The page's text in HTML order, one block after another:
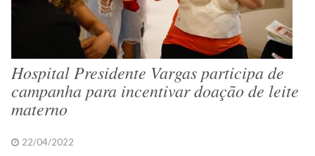
Hospital Presidente Vargas participa de
campanha para incentivar doação de leite
materno
22/04/2022